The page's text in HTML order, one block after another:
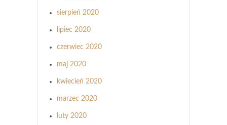
sierpień 2020
lipiec 2020
czerwiec 2020
maj 2020
kwiecień 2020
marzec 2020
luty 2020